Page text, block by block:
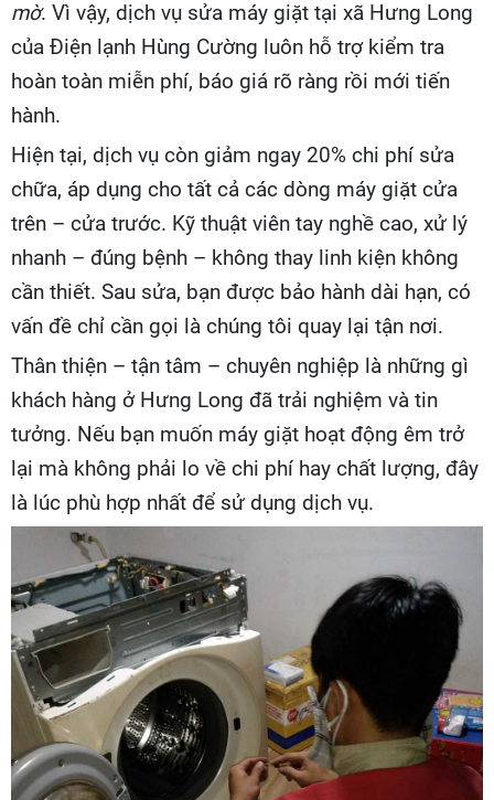
mờ. Vì vậy, dịch vụ sửa máy giặt tại xã Hưng Long
của Điện lạnh Hùng Cường luôn hỗ trợ kiểm tra
hoàn toàn miễn phí, báo giá rõ ràng rồi mới tiến
hành.
Hiện tại, dịch vụ còn giảm ngay 20% chi phí sửa
chữa, áp dụng cho tất cả các dòng máy giặt cửa
trên – cửa trước. Kỹ thuật viên tay nghề cao, xử lý
nhanh – đúng bệnh – không thay linh kiện không
cần thiết. Sau sửa, bạn được bảo hành dài hạn, có
vấn đề chỉ cần gọi là chúng tôi quay lại tận nơi.
Thân thiện – tận tâm – chuyên nghiệp là những gì
khách hàng ở Hưng Long đã trải nghiệm và tin
tưởng. Nếu bạn muốn máy giặt hoạt động êm trở
lại mà không phải lo về chi phí hay chất lượng, đây
là lúc phù hợp nhất để sử dụng dịch vụ.